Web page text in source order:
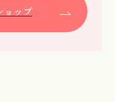
ョップ